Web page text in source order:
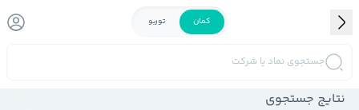
کمان توربو
جستجوی نماد یا شرکت
نتایج جستجوی